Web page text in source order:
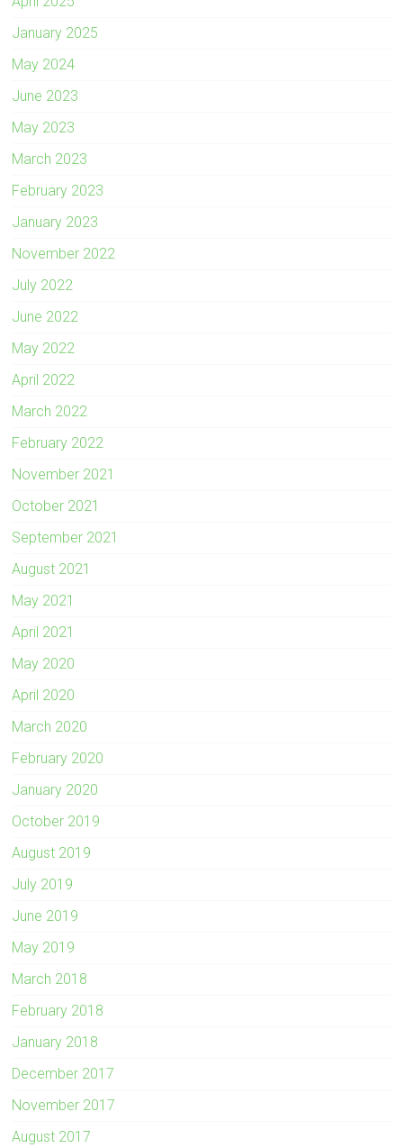
January 2025
May 2024
June 2023
May 2023
March 2023
February 2023
January 2023
November 2022
July 2022
June 2022
May 2022
April 2022
March 2022
February 2022
November 2021
October 2021
September 2021
August 2021
May 2021
April 2021
May 2020
April 2020
March 2020
February 2020
January 2020
October 2019
August 2019
July 2019
June 2019
May 2019
March 2018
February 2018
January 2018
December 2017
November 2017
August 2017